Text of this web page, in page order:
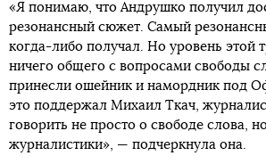
«Я понимаю, что Андрушко получил
резонансный сюжет. Самый
когда-либо получал. Но уровень этой
ничего общего с вопросами свободы
принесли ошейник и намордник под
это поддержал Михаил Ткач,
говорить не просто о свободе слова,
журналистики», — подчеркнула она.